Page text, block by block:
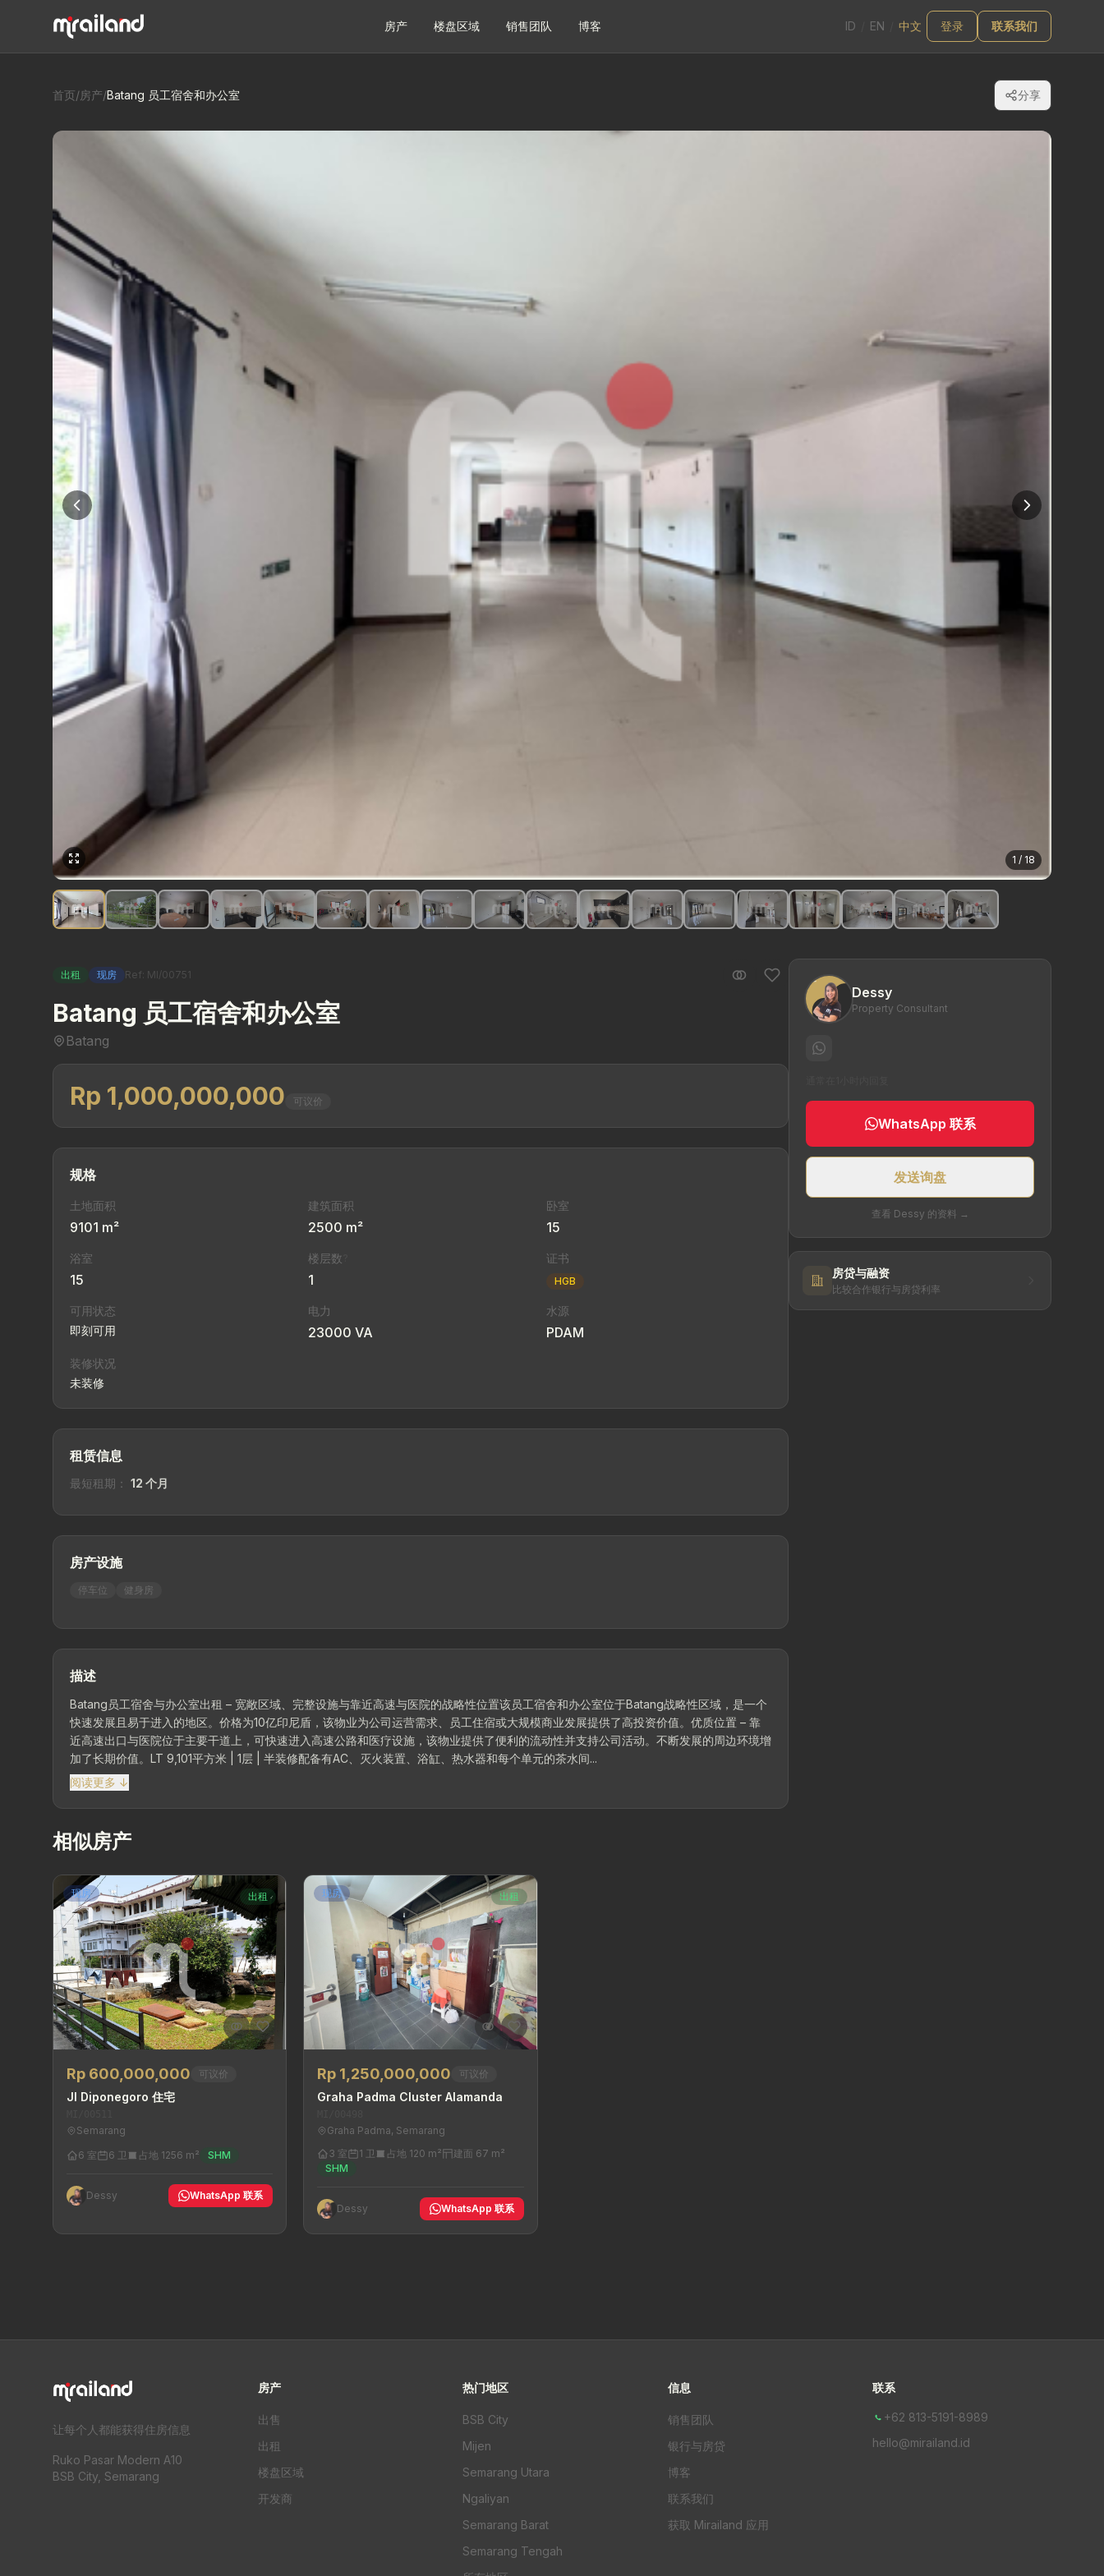
房产 楼盘区域 销售团队 博客 ID EN 中文 登录 联系我们
首页/房产/Batang 员工宿舍和办公室 分享
1 / 18
出租 现房 Ref: MI/00751
Batang 员工宿舍和办公室
Batang
Rp 1,000,000,000 可议价
规格
土地面积
9101 m²
建筑面积
2500 m²
卧室
15
浴室
15
楼层数
1
证书
HGB
可用状态
即刻可用
电力
23000 VA
水源
PDAM
装修状况
未装修
租赁信息
最短租期： 12 个月
房产设施
停车位 健身房
描述
Batang员工宿舍与办公室出租 – 宽敞区域、完整设施与靠近高速与医院的战略性位置该员工宿舍和办公室位于Batang战略性区域，是一个
快速发展且易于进入的地区。价格为10亿印尼盾，该物业为公司运营需求、员工住宿或大规模商业发展提供了高投资价值。优质位置 – 靠
近高速出口与医院位于主要干道上，可快速进入高速公路和医疗设施，该物业提供了便利的流动性并支持公司活动。不断发展的周边环境增
加了长期价值。LT 9,101平方米 | 1层 | 半装修配备有AC、灭火装置、浴缸、热水器和每个单元的茶水间...
阅读更多 ↓
相似房产
现房 出租
Rp 600,000,000 可议价
Jl Diponegoro 住宅
Semarang
6 室
6 卫 占地 1256 m² SHM
Dessy WhatsApp 联系
现房 出租
Rp 1,250,000,000 可议价
Graha Padma Cluster Alamanda
Graha Padma, Semarang
3 室
1 卫 占地 120 m²
建面 67 m²
SHM
Dessy WhatsApp 联系
Dessy
Property Consultant
WhatsApp 联系
发送询盘
查看 Dessy 的资料 →
房贷与融资
比较合作银行与房贷利率
让每个人都能获得住房信息
Ruko Pasar Modern A10
BSB City, Semarang
房产
出售
出租
楼盘区域
开发商
热门地区
BSB City
Mijen
Semarang Utara
Ngaliyan
Semarang Barat
Semarang Tengah
信息
销售团队
银行与房贷
博客
联系我们
获取 Mirailand 应用
联系
+62 813-5191-8989
hello@mirailand.id